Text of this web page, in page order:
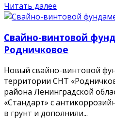
Читать далее
Свайно-винтовой
Родничковое
Новый свайно-винтовой
территории СНТ
района Ленинградской
«Стандарт» с
в грунт и дополнили...